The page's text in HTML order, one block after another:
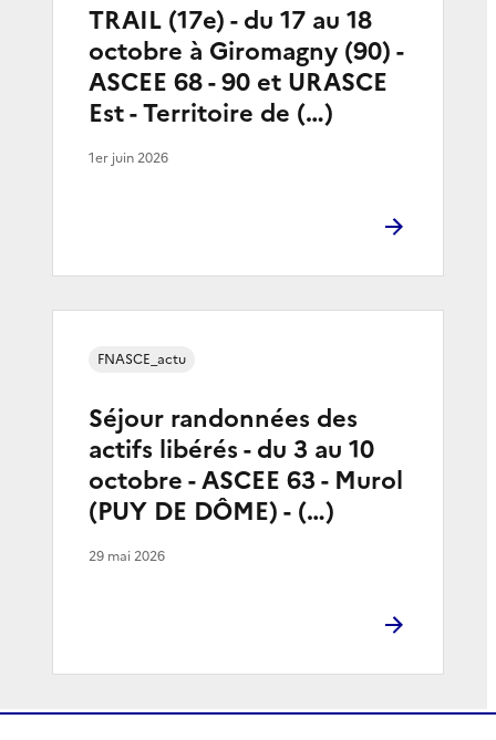
TRAIL (17e) - du 17 au 18
octobre à Giromagny (90) -
ASCEE 68 - 90 et URASCE
Est - Territoire de (…)
1er juin 2026
Séjour randonnées des
actifs libérés - du 3 au 10
octobre - ASCEE 63 - Murol
(PUY DE DÔME) - (…)
FNASCE_actu
29 mai 2026